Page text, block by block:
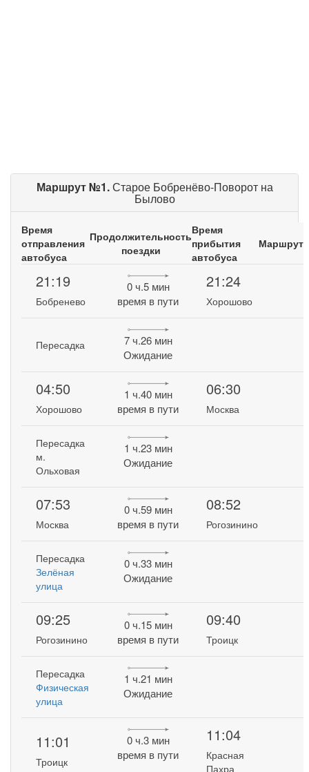
Маршрут №1.Старое Бобренёво-Поворот на
Былово
Время
отправления
автобуса
Продолжительность
поездки
Время
прибытия
автобуса
Маршрут
21:19
Бобренево
0 ч.5 мин
время в пути
21:24
Хорошово
Пересадка
7 ч.26 мин
Ожидание
04:50
Хорошово
1 ч.40 мин
время в пути
06:30
Москва
Пересадка
м.
Ольховая
1 ч.23 мин
Ожидание
07:53
Москва
0 ч.59 мин
время в пути
08:52
Рогозинино
Пересадка
Зелёная
улица
0 ч.33 мин
Ожидание
09:25
Рогозинино
0 ч.15 мин
время в пути
09:40
Троицк
Пересадка
Физическая
улица
1 ч.21 мин
Ожидание
11:01
Троицк
0 ч.3 мин
время в пути
11:04
Красная
Пахра